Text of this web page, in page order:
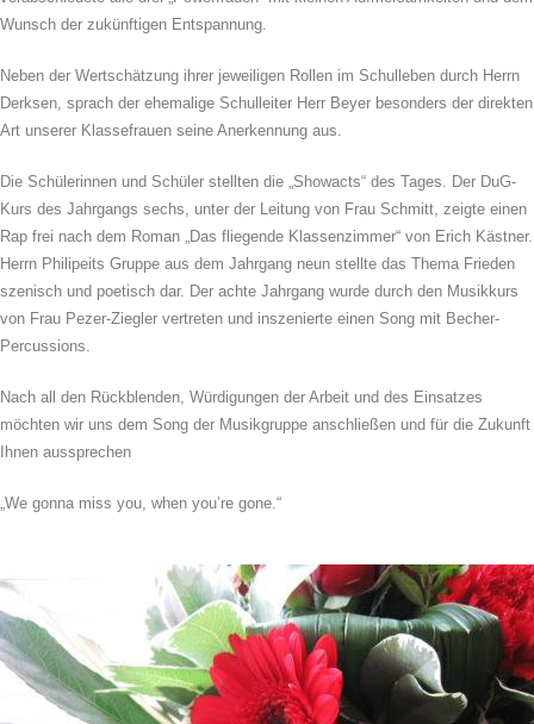
Wunsch der zukünftigen Entspannung.
Neben der Wertschätzung ihrer jeweiligen Rollen im Schulleben durch Herrn
Derksen, sprach der ehemalige Schulleiter Herr Beyer besonders der direkten
Art unserer Klassefrauen seine Anerkennung aus.
Die Schülerinnen und Schüler stellten die „Showacts“ des Tages. Der DuG-
Kurs des Jahrgangs sechs, unter der Leitung von Frau Schmitt, zeigte einen
Rap frei nach dem Roman „Das fliegende Klassenzimmer“ von Erich Kästner.
Herrn Philipeits Gruppe aus dem Jahrgang neun stellte das Thema Frieden
szenisch und poetisch dar. Der achte Jahrgang wurde durch den Musikkurs
von Frau Pezer-Ziegler vertreten und inszenierte einen Song mit Becher-
Percussions.
Nach all den Rückblenden, Würdigungen der Arbeit und des Einsatzes
möchten wir uns dem Song der Musikgruppe anschließen und für die Zukunft
Ihnen aussprechen
„We gonna miss you, when you’re gone.“